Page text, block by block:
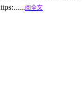
阅全文